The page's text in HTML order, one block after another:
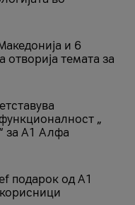
и 6
отворија темата за
„
за А1 Алфа
подарок од А1